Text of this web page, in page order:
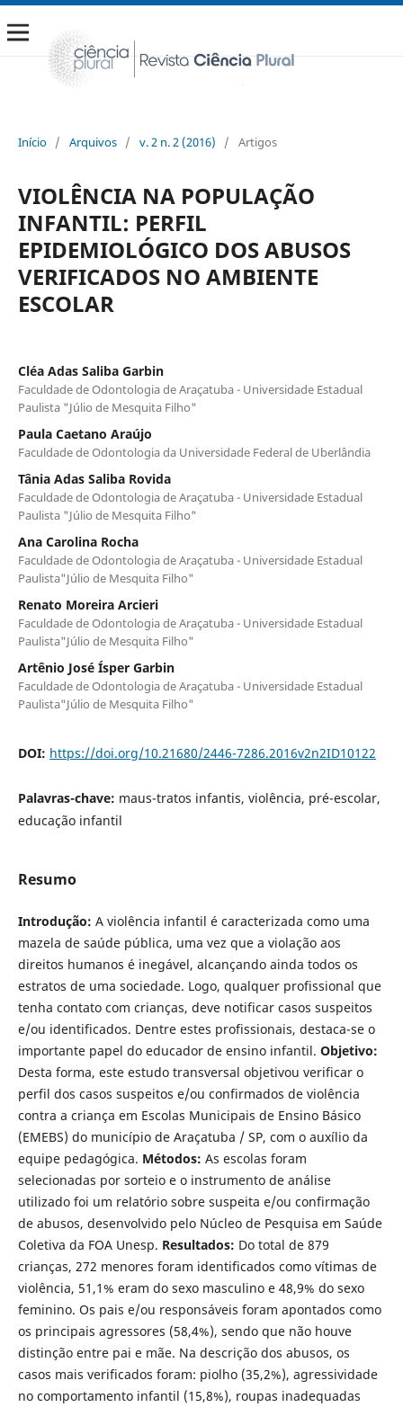
Início / Arquivos / v. 2 n. 2 (2016) / Artigos
VIOLÊNCIA NA POPULAÇÃO
INFANTIL: PERFIL
EPIDEMIOLÓGICO DOS ABUSOS
VERIFICADOS NO AMBIENTE
ESCOLAR
Cléa Adas Saliba Garbin
Faculdade de Odontologia de Araçatuba - Universidade Estadual
Paulista "Júlio de Mesquita Filho"
Paula Caetano Araújo
Faculdade de Odontologia da Universidade Federal de Uberlândia
Tânia Adas Saliba Rovida
Faculdade de Odontologia de Araçatuba - Universidade Estadual
Paulista "Júlio de Mesquita Filho"
Ana Carolina Rocha
Faculdade de Odontologia de Araçatuba - Universidade Estadual
Paulista"Júlio de Mesquita Filho"
Renato Moreira Arcieri
Faculdade de Odontologia de Araçatuba - Universidade Estadual
Paulista"Júlio de Mesquita Filho"
Artênio José Ísper Garbin
Faculdade de Odontologia de Araçatuba - Universidade Estadual
Paulista"Júlio de Mesquita Filho"
DOI: https://doi.org/10.21680/2446-7286.2016v2n2ID10122
Palavras-chave: maus-tratos infantis, violência, pré-escolar,
educação infantil
Resumo
Introdução: A violência infantil é caracterizada como uma
mazela de saúde pública, uma vez que a violação aos
direitos humanos é inegável, alcançando ainda todos os
estratos de uma sociedade. Logo, qualquer profissional que
tenha contato com crianças, deve notificar casos suspeitos
e/ou identificados. Dentre estes profissionais, destaca-se o
importante papel do educador de ensino infantil. Objetivo:
Desta forma, este estudo transversal objetivou verificar o
perfil dos casos suspeitos e/ou confirmados de violência
contra a criança em Escolas Municipais de Ensino Básico
(EMEBS) do município de Araçatuba / SP, com o auxílio da
equipe pedagógica. Métodos: As escolas foram
selecionadas por sorteio e o instrumento de análise
utilizado foi um relatório sobre suspeita e/ou confirmação
de abusos, desenvolvido pelo Núcleo de Pesquisa em Saúde
Coletiva da FOA Unesp. Resultados: Do total de 879
crianças, 272 menores foram identificados como vítimas de
violência, 51,1% eram do sexo masculino e 48,9% do sexo
feminino. Os pais e/ou responsáveis foram apontados como
os principais agressores (58,4%), sendo que não houve
distinção entre pai e mãe. Na descrição dos abusos, os
casos mais verificados foram: piolho (35,2%), agressividade
no comportamento infantil (15,8%), roupas inadequadas